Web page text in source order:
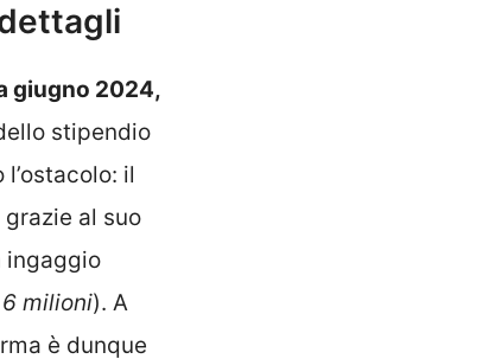
giugno 2024,
stipendio
il
al suo
ingaggio
milioni). A
è dunque